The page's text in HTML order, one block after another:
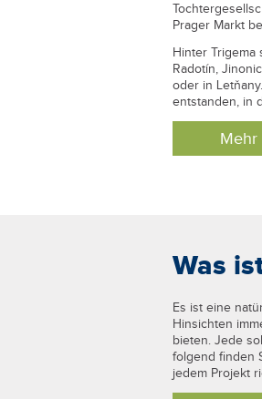
Prager Markt
Hinter Trigema
Radotín,
oder in
entstanden, in
Mehr
Was
Es ist eine
Hinsichten
bieten. Jede
folgend finden
jedem Projekt